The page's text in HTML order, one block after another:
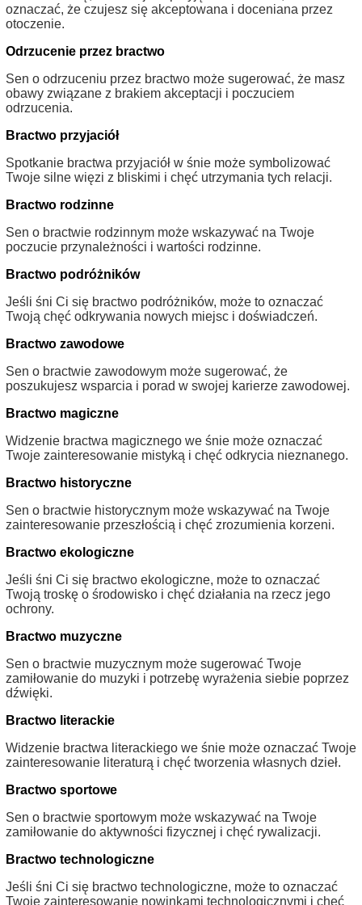
oznaczać, że czujesz się akceptowana i doceniana przez
otoczenie.
Odrzucenie przez bractwo
Sen o odrzuceniu przez bractwo może sugerować, że masz
obawy związane z brakiem akceptacji i poczuciem
odrzucenia.
Bractwo przyjaciół
Spotkanie bractwa przyjaciół w śnie może symbolizować
Twoje silne więzi z bliskimi i chęć utrzymania tych relacji.
Bractwo rodzinne
Sen o bractwie rodzinnym może wskazywać na Twoje
poczucie przynależności i wartości rodzinne.
Bractwo podróżników
Jeśli śni Ci się bractwo podróżników, może to oznaczać
Twoją chęć odkrywania nowych miejsc i doświadczeń.
Bractwo zawodowe
Sen o bractwie zawodowym może sugerować, że
poszukujesz wsparcia i porad w swojej karierze zawodowej.
Bractwo magiczne
Widzenie bractwa magicznego we śnie może oznaczać
Twoje zainteresowanie mistyką i chęć odkrycia nieznanego.
Bractwo historyczne
Sen o bractwie historycznym może wskazywać na Twoje
zainteresowanie przeszłością i chęć zrozumienia korzeni.
Bractwo ekologiczne
Jeśli śni Ci się bractwo ekologiczne, może to oznaczać
Twoją troskę o środowisko i chęć działania na rzecz jego
ochrony.
Bractwo muzyczne
Sen o bractwie muzycznym może sugerować Twoje
zamiłowanie do muzyki i potrzebę wyrażenia siebie poprzez
dźwięki.
Bractwo literackie
Widzenie bractwa literackiego we śnie może oznaczać Twoje
zainteresowanie literaturą i chęć tworzenia własnych dzieł.
Bractwo sportowe
Sen o bractwie sportowym może wskazywać na Twoje
zamiłowanie do aktywności fizycznej i chęć rywalizacji.
Bractwo technologiczne
Jeśli śni Ci się bractwo technologiczne, może to oznaczać
Twoje zainteresowanie nowinkami technologicznymi i chęć